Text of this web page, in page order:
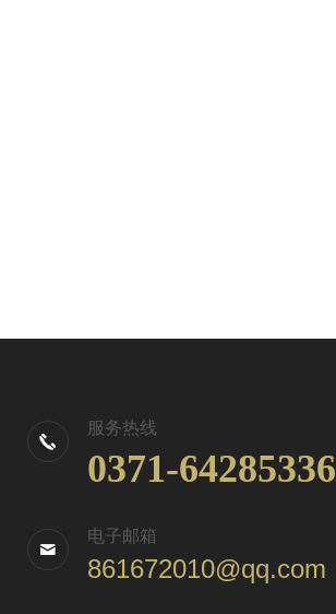
服务热线
0371-64285336
电子邮箱
861672010@qq.com